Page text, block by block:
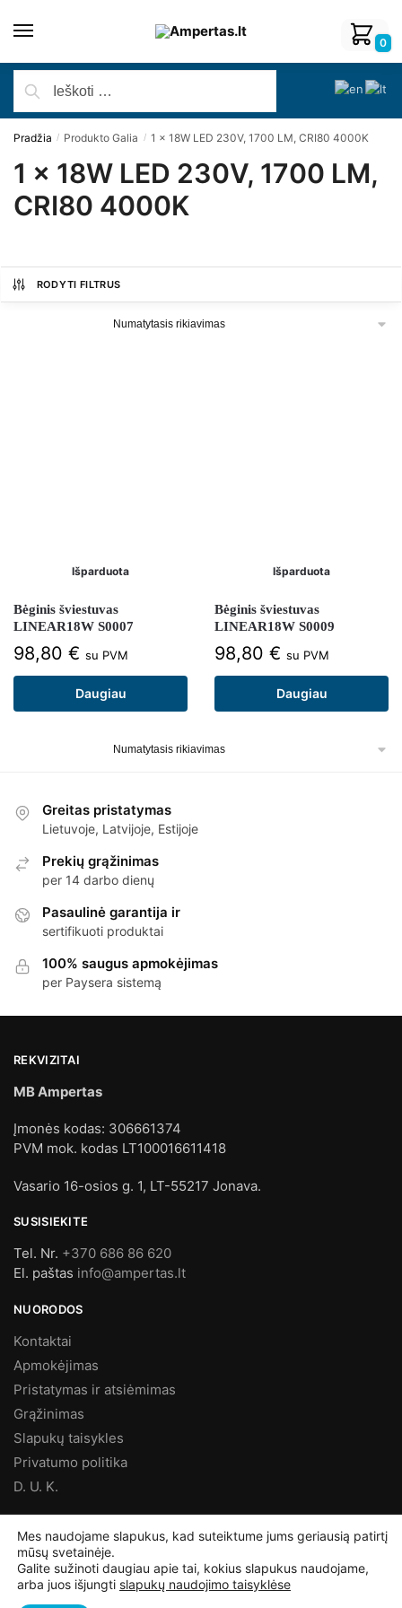
0
Pradžia / Produkto Galia / 1 x 18W LED 230V, 1700 LM, CRI80 4000K
1 x 18W LED 230V, 1700 LM,
CRI80 4000K
RODYTI FILTRUS
Išparduota
Bėginis šviestuvas
LINEAR18W S0007
98,80 € su PVM
Daugiau
Išparduota
Bėginis šviestuvas
LINEAR18W S0009
98,80 € su PVM
Daugiau
Greitas pristatymas
Lietuvoje, Latvijoje, Estijoje
Prekių grąžinimas
per 14 darbo dienų
Pasaulinė garantija ir
sertifikuoti produktai
100% saugus apmokėjimas
per Paysera sistemą
REKVIZITAI
MB Ampertas
Įmonės kodas: 306661374
PVM mok. kodas LT100016611418
Vasario 16-osios g. 1, LT-55217 Jonava.
SUSISIEKITE
Tel. Nr. +370 686 86 620
El. paštas info@ampertas.lt
NUORODOS
Kontaktai
Apmokėjimas
Pristatymas ir atsiėmimas
Grąžinimas
Slapukų taisykles
Privatumo politika
D. U. K.
©Ampertas.lt2025, Visos teisės saugomos
Mes naudojame slapukus, kad suteiktume jums geriausią patirtį
mūsų svetainėje.
Galite sužinoti daugiau apie tai, kokius slapukus naudojame,
arba juos išjungti slapukų naudojimo taisyklėse